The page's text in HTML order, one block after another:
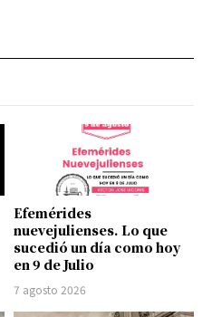
Efemérides
nuevejulienses. Lo que
sucedió un día como hoy
en 9 de Julio
7 agosto 2026